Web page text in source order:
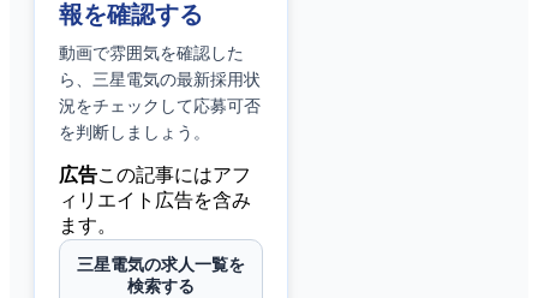
報を確認する
動画で雰囲気を確認した
ら、 三星電気の最新採用状
況をチェックして応募可否
を判断しましょう。
広告この記事にはアフ
ィリエイト広告を含み
ます。
三星電気の求人一覧を
検索する